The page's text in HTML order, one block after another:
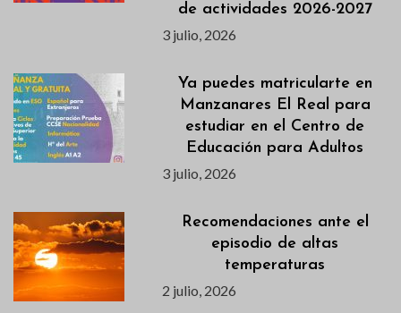
de actividades 2026-2027
3 julio, 2026
Ya puedes matricularte en
Manzanares El Real para
estudiar en el Centro de
Educación para Adultos
3 julio, 2026
Recomendaciones ante el
episodio de altas
temperaturas
2 julio, 2026